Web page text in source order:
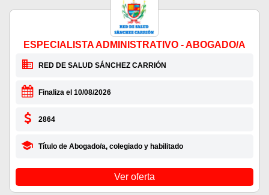
ESPECIALISTA ADMINISTRATIVO - ABOGADO/A
RED DE SALUD SÁNCHEZ CARRIÓN
Finaliza el 10/08/2026
2864
Título de Abogado/a, colegiado y habilitado
Ver oferta